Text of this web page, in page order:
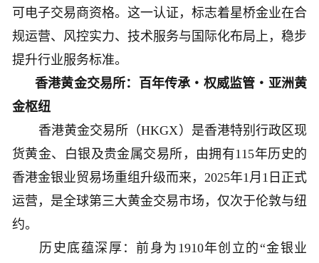
可电子交易商资格。这一认证，标志着星桥金业在合
规运营、风控实力、技术服务与国际化布局上，稳步
提升行业服务标准。
香港黄金交易所：百年传承・权威监管・亚洲黄
金枢纽
香港黄金交易所（HKGX）是香港特别行政区现
货黄金、白银及贵金属交易所，由拥有115年历史的
香港金银业贸易场重组升级而来，2025年1月1日正式
运营，是全球第三大黄金交易市场，仅次于伦敦与纽
约。
历史底蕴深厚：前身为1910年创立的“金银业